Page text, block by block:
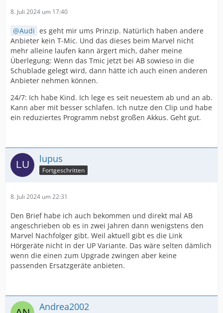
8. Juli 2024 um 17:40
Audi es geht mir ums Prinzip. Natürlich haben andere
Anbieter kein T-Mic. Und das dieses beim Marvel nicht
mehr alleine laufen kann ärgert mich, daher meine
Überlegung: Wenn das Tmic jetzt bei AB sowieso in die
Schublade gelegt wird, dann hätte ich auch einen anderen
Anbieter nehmen können.
24/7: Ich habe Kind. Ich lege es seit neuestem ab und an ab.
Kann aber mit besser schlafen. Ich nutze den Clip und habe
ein reduziertes Programm nebst großen Akkus. Geht gut.
lupus
Fortgeschritten
8. Juli 2024 um 22:31
Den Brief habe ich auch bekommen und direkt mal AB
angeschrieben ob es in zwei Jahren dann wenigstens den
Marvel Nachfolger gibt. Weil aktuell gibt es die Link
Hörgeräte nicht in der UP Variante. Das wäre selten dämlich
wenn die einen zum Upgrade zwingen aber keine
passenden Ersatzgeräte anbieten.
Andrea2002